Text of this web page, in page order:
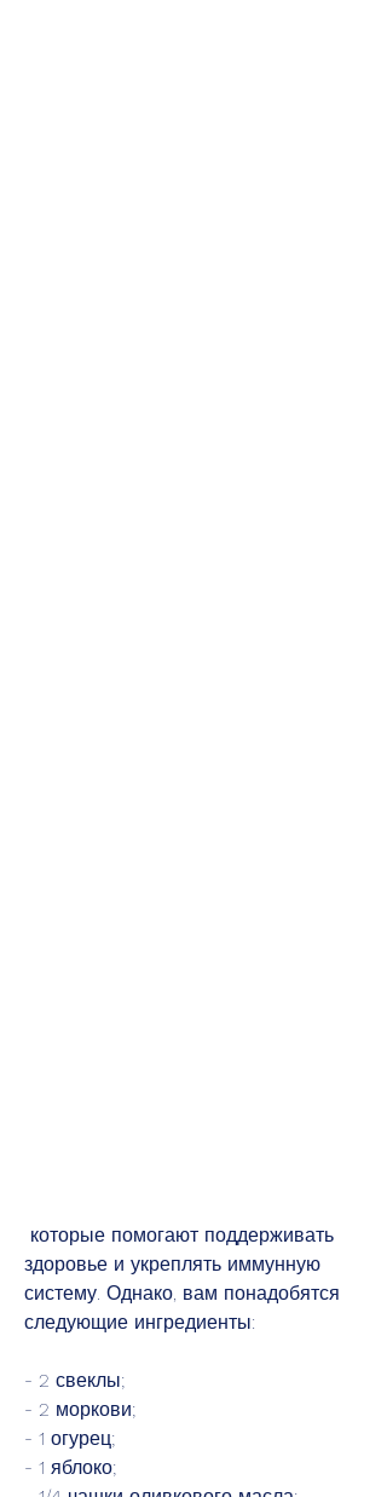
здоровье и укреплять иммунную
систему. Однако, вам понадобятся
следующие ингредиенты:
- 2 свеклы;
- 2 моркови;
- 1 огурец;
- 1 яблоко;